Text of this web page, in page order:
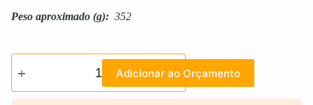
Peso aproximado (g): 352
Adicionar ao Orçamento